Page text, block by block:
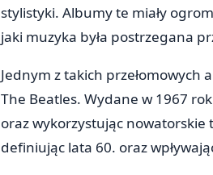
stylistyki. Albumy te miały
jaki muzyka była postrzegana
Jednym z takich przełomowych
The Beatles. Wydane w 1967
oraz wykorzystując
definiując lata 60. oraz